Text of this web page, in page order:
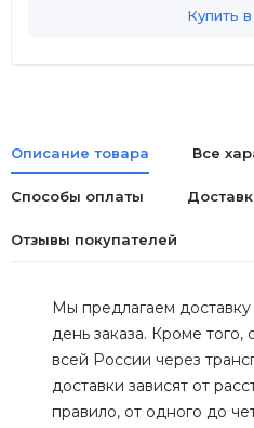
Купить в
Описание товара Все
Способы оплаты
Отзывы покупателей
Мы предлагаем доставку
день заказа. Кроме
всей России через
доставки зависят от
правило, от одного до